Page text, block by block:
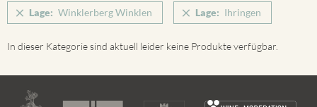
Lage: Winklerberg Winklen Lage: Ihringen
In dieser Kategorie sind aktuell leider keine Produkte verfügbar.